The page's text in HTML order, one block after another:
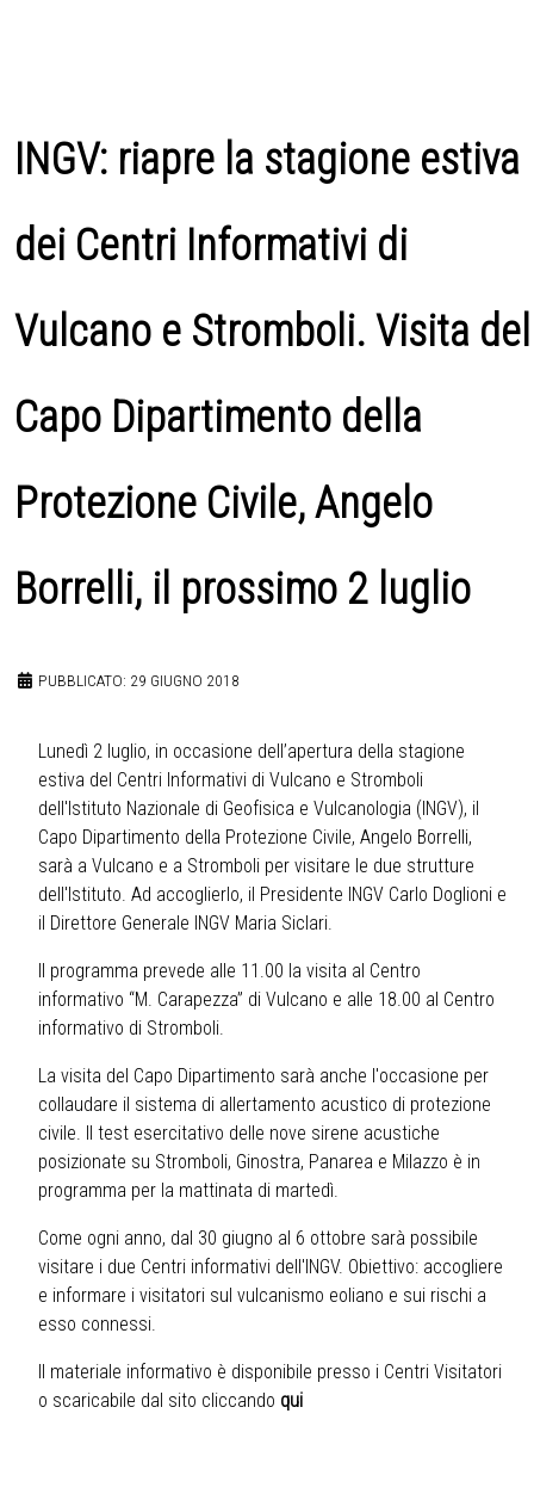
INGV: riapre la stagione estiva
dei Centri Informativi di
Vulcano e Stromboli. Visita del
Capo Dipartimento della
Protezione Civile, Angelo
Borrelli, il prossimo 2 luglio
PUBBLICATO: 29 GIUGNO 2018
Lunedì 2 luglio, in occasione dell’apertura della stagione
estiva del Centri Informativi di Vulcano e Stromboli
dell'Istituto Nazionale di Geofisica e Vulcanologia (INGV), il
Capo Dipartimento della Protezione Civile, Angelo Borrelli,
sarà a Vulcano e a Stromboli per visitare le due strutture
dell'Istituto. Ad accoglierlo, il Presidente INGV Carlo Doglioni e
il Direttore Generale INGV Maria Siclari.
Il programma prevede alle 11.00 la visita al Centro
informativo “M. Carapezza” di Vulcano e alle 18.00 al Centro
informativo di Stromboli.
La visita del Capo Dipartimento sarà anche l'occasione per
collaudare il sistema di allertamento acustico di protezione
civile. Il test esercitativo delle nove sirene acustiche
posizionate su Stromboli, Ginostra, Panarea e Milazzo è in
programma per la mattinata di martedì.
Come ogni anno, dal 30 giugno al 6 ottobre sarà possibile
visitare i due Centri informativi dell'INGV. Obiettivo: accogliere
e informare i visitatori sul vulcanismo eoliano e sui rischi a
esso connessi.
Il materiale informativo è disponibile presso i Centri Visitatori
o scaricabile dal sito cliccando qui